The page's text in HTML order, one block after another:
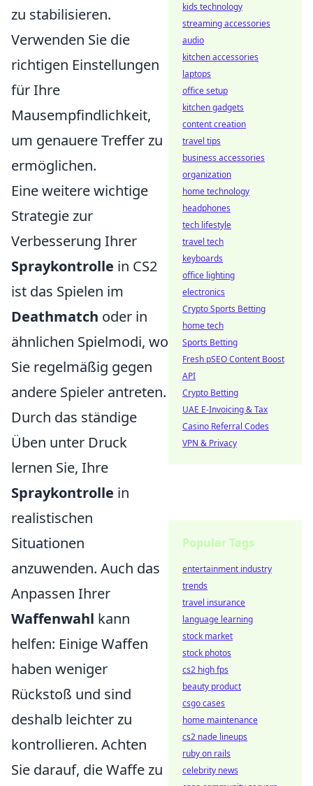
zu stabilisieren.
Verwenden Sie die
richtigen Einstellungen
für Ihre
Mausempfindlichkeit,
um genauere Treffer zu
ermöglichen.
Eine weitere wichtige
Strategie zur
Verbesserung Ihrer
Spraykontrolle in CS2
ist das Spielen im
Deathmatch oder in
ähnlichen Spielmodi, wo
Sie regelmäßig gegen
andere Spieler antreten.
Durch das ständige
Üben unter Druck
lernen Sie, Ihre
Spraykontrolle in
realistischen
Situationen
anzuwenden. Auch das
Anpassen Ihrer
Waffenwahl kann
helfen: Einige Waffen
haben weniger
Rückstoß und sind
deshalb leichter zu
kontrollieren. Achten
Sie darauf, die Waffe zu
kids technology
streaming accessories
audio
kitchen accessories
laptops
office setup
kitchen gadgets
content creation
travel tips
business accessories
organization
home technology
headphones
tech lifestyle
travel tech
keyboards
office lighting
electronics
Crypto Sports Betting
home tech
Sports Betting
Fresh pSEO Content Boost
API
Crypto Betting
UAE E-Invoicing & Tax
Casino Referral Codes
VPN & Privacy
Popular Tags
entertainment industry
trends
travel insurance
language learning
stock market
stock photos
cs2 high fps
beauty product
csgo cases
home maintenance
cs2 nade lineups
ruby on rails
celebrity news